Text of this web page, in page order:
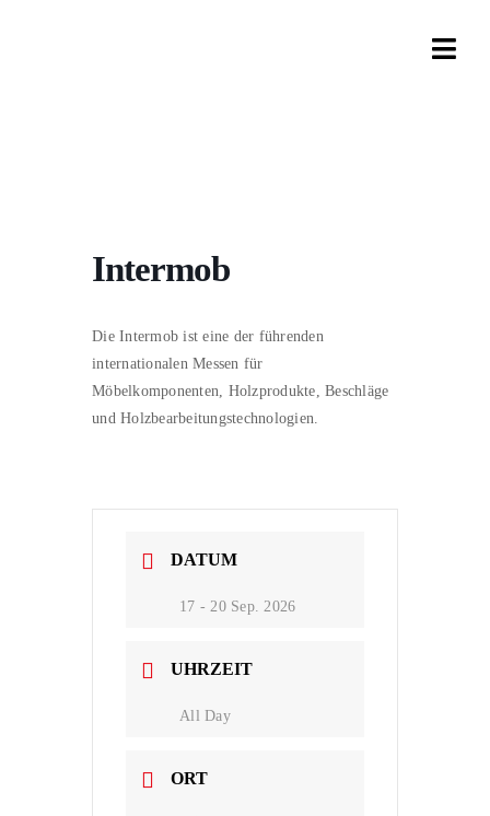
Intermob
Die Intermob ist eine der führenden
internationalen Messen für
Möbelkomponenten, Holzprodukte, Beschläge
und Holzbearbeitungstechnologien.
DATUM
17 - 20 Sep. 2026
UHRZEIT
All Day
ORT